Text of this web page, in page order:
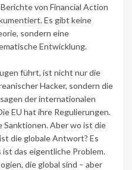
von Financial Action
Es gibt keine
sondern eine
Entwicklung.
führt, ist nicht nur die
Hacker, sondern die
der internationalen
EU hat ihre Regulierungen.
Sanktionen. Aber wo ist die
die globale Antwort? Es
ist das eigentliche Problem.
die global sind – aber